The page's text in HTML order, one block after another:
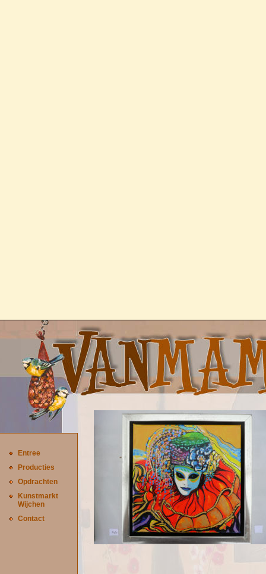
Entree
Producties
Opdrachten
Kunstmarkt
Wijchen
Contact